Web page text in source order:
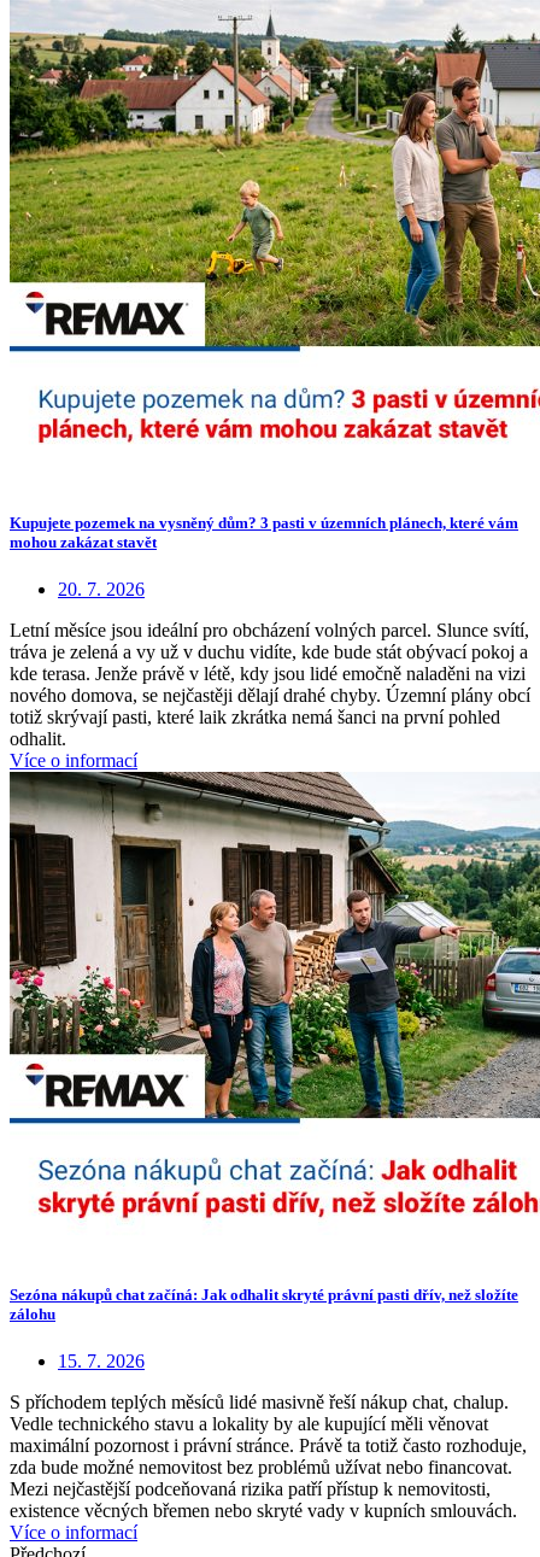
Kupujete pozemek na vysněný dům? 3 pasti v územních plánech, které vám
mohou zakázat stavět
20. 7. 2026
Letní měsíce jsou ideální pro obcházení volných parcel. Slunce svítí,
tráva je zelená a vy už v duchu vidíte, kde bude stát obývací pokoj a
kde terasa. Jenže právě v létě, kdy jsou lidé emočně naladěni na vizi
nového domova, se nejčastěji dělají drahé chyby. Územní plány obcí
totiž skrývají pasti, které laik zkrátka nemá šanci na první pohled
odhalit.
Více o informací
Sezóna nákupů chat začíná: Jak odhalit skryté právní pasti dřív, než složíte
zálohu
15. 7. 2026
S příchodem teplých měsíců lidé masivně řeší nákup chat, chalup.
Vedle technického stavu a lokality by ale kupující měli věnovat
maximální pozornost i právní stránce. Právě ta totiž často rozhoduje,
zda bude možné nemovitost bez problémů užívat nebo financovat.
Mezi nejčastější podceňovaná rizika patří přístup k nemovitosti,
existence věcných břemen nebo skryté vady v kupních smlouvách.
Více o informací